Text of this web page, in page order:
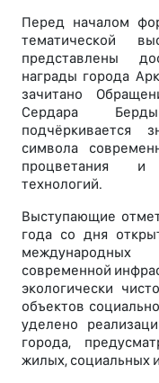
Перед началом
тематической
представлены
награды города
зачитано
Сердара
подчёркивается
символа
процветания и
технологий.
Выступающие
года со дня
современной
экологически
объектов
уделено
города,
жилых, социальных